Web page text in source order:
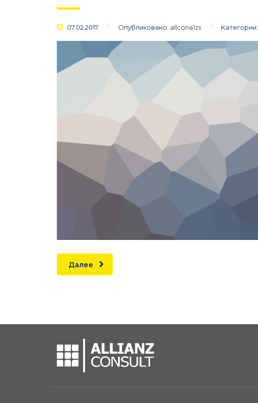
07.02.2017 Опубликовано: allcona1zs Категории:
Далее